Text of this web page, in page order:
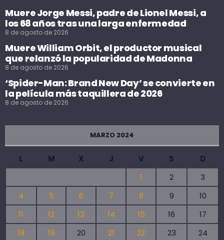
Muere Jorge Messi, padre de Lionel Messi, a
los 68 años tras una larga enfermedad
8 de agosto de 2026
Muere William Orbit, el productor musical
que relanzó la popularidad de Madonna
8 de agosto de 2026
‘Spider-Man: Brand New Day’ se convierte en
la película más taquillera de 2026
8 de agosto de 2026
MARZO 2024
L M X J V S
D
1
2
3
4
5 6 7 8 9
10
11
12 13 14 15 16
17
18
19 20 21 22 23 24